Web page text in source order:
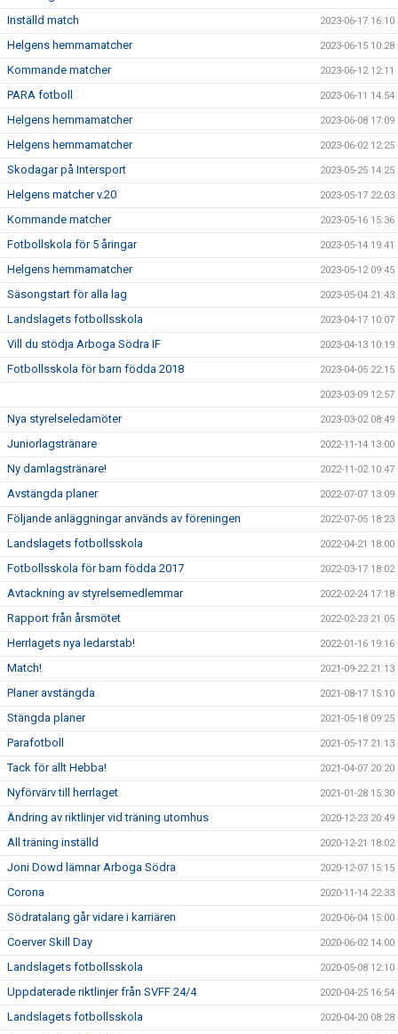
Inställd match 2023-06-17 16:10
Helgens hemmamatcher 2023-06-15 10:28
Kommande matcher 2023-06-12 12:11
PARA fotboll 2023-06-11 14:54
Helgens hemmamatcher 2023-06-08 17:09
Helgens hemmamatcher 2023-06-02 12:25
Skodagar på Intersport 2023-05-25 14:25
Helgens matcher v.20 2023-05-17 22:03
Kommande matcher 2023-05-16 15:36
Fotbollskola för 5 åringar 2023-05-14 19:41
Helgens hemmamatcher 2023-05-12 09:45
Säsongstart för alla lag 2023-05-04 21:43
Landslagets fotbollsskola 2023-04-17 10:07
Vill du stödja Arboga Södra IF 2023-04-13 10:19
Fotbollsskola för barn födda 2018 2023-04-05 22:15
2023-03-09 12:57
Nya styrelseledamöter 2023-03-02 08:49
Juniorlagstränare 2022-11-14 13:00
Ny damlagstränare! 2022-11-02 10:47
Avstängda planer 2022-07-07 13:09
Följande anläggningar används av föreningen 2022-07-05 18:23
Landslagets fotbollsskola 2022-04-21 18:00
Fotbollsskola för barn födda 2017 2022-03-17 18:02
Avtackning av styrelsemedlemmar 2022-02-24 17:18
Rapport från årsmötet 2022-02-23 21:05
Herrlagets nya ledarstab! 2022-01-16 19:16
Match! 2021-09-22 21:13
Planer avstängda 2021-08-17 15:10
Stängda planer 2021-05-18 09:25
Parafotboll 2021-05-17 21:13
Tack för allt Hebba! 2021-04-07 20:20
Nyförvärv till herrlaget 2021-01-28 15:30
Ändring av riktlinjer vid träning utomhus 2020-12-23 20:49
All träning inställd 2020-12-21 18:02
Joni Dowd lämnar Arboga Södra 2020-12-07 15:15
Corona 2020-11-14 22:33
Södratalang går vidare i karriären 2020-06-04 15:00
Coerver Skill Day 2020-06-02 14:00
Landslagets fotbollsskola 2020-05-08 12:10
Uppdaterade riktlinjer från SVFF 24/4 2020-04-25 16:54
Landslagets fotbollsskola 2020-04-20 08:28